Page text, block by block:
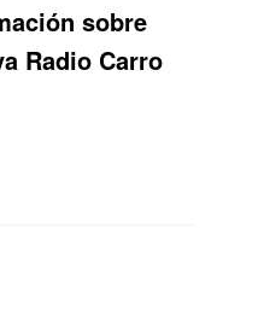
sobre
Radio Carro